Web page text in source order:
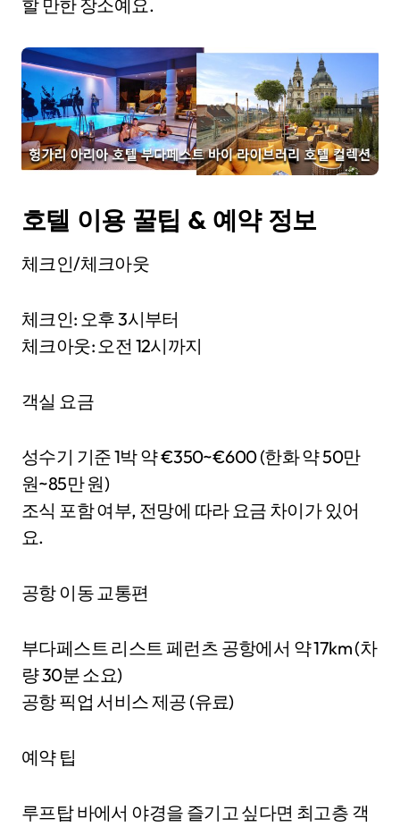
할 만한 장소예요.
호텔 이용 꿀팁 & 예약 정보
체크인/체크아웃
체크인: 오후 3시부터
체크아웃: 오전 12시까지
객실 요금
성수기 기준 1박 약 €350~€600 (한화 약 50만
원~85만 원)
조식 포함 여부, 전망에 따라 요금 차이가 있어
요.
공항 이동 교통편
부다페스트 리스트 페런츠 공항에서 약 17km (차
량 30분 소요)
공항 픽업 서비스 제공 (유료)
예약 팁
루프탑 바에서 야경을 즐기고 싶다면 최고층 객